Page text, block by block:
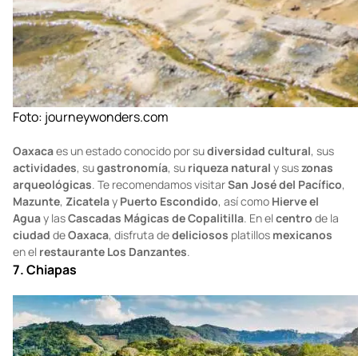
Foto:journeywonders.com
Oaxacaes un estado conocido por sudiversidad cultural , sus
actividades , sugastronomía, suriqueza natural y suszonas
arqueológicas. Te recomendamos visitar
Mazunte,Zicatela
Aguay lasCascadas Mágicas de Copalitilla. En elcentrode la
ciudaddeOaxaca , disfruta dedeliciosos platillosmexicanos
en elrestauranteLos Danzantes.
7. Chiapas